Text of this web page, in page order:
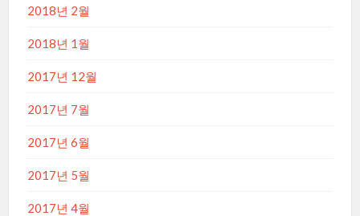
2018년 2월
2018년 1월
2017년 12월
2017년 7월
2017년 6월
2017년 5월
2017년 4월